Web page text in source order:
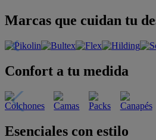
Marcas que cuidan tu
Confort a tu medida
Esenciales con estilo